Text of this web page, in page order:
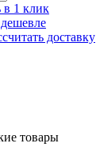
в 1 клик
доставку
товары